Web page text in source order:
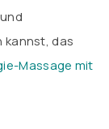
kannst, das
Massage mit